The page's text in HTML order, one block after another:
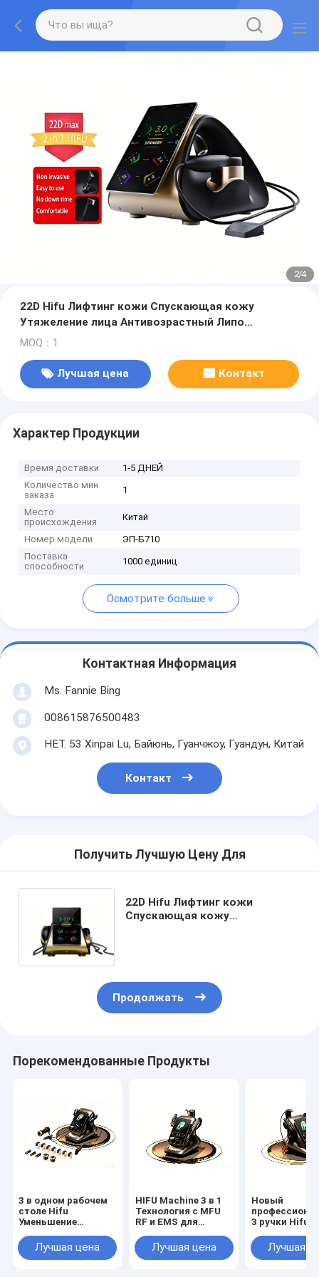
2/4
22D Hifu Лифтинг кожи Спускающая кожу
Утяжеление лица Антивозрастный Липо
Сонический Машины для похудения тела 22D Max
MOQ：1
Лучшая цена Контакт
Характер Продукции
Время доставки
1-5 ДНЕЙ
Количество мин
заказа
1
Место
происхождения
Китай
Номер модели
ЭП-Б710
Поставка
способности
1000 единиц
Осмотрите больше
Контактная Информация
Ms. Fannie Bing
008615876500483
НЕТ. 53 Xinpai Lu, Байюнь, Гуанчжоу, Гуандун, Китай
Контакт
Получить Лучшую Цену Для
22D Hifu Лифтинг кожи
Спускающая кожу
Продолжать
Порекомендованные Продукты
3 в одном рабочем
столе Hifu
Уменьшение
глазах Утяжеление
кожи Уменьшение
Лучшая цена
HIFU Machine 3 в 1
Технология с MFU
RF и EMS для
кожиЛучшая цена
Новый
3 ручки Hifu
лица шеи
тела
Лучшая